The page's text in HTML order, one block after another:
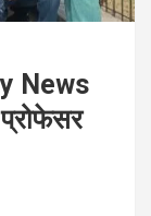
News
प्रोफेसर